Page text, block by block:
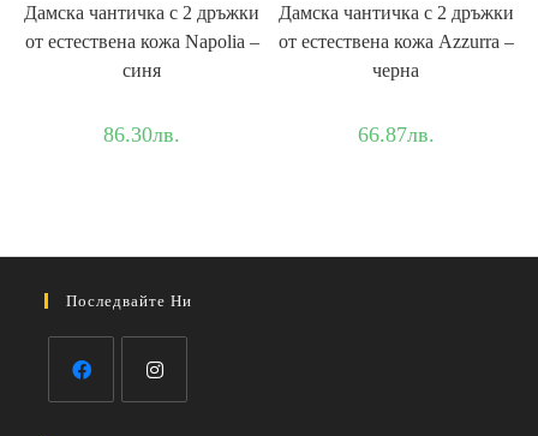
Дамска чантичка с 2 дръжки
от естествена кожа Napolia –
синя
86.30лв.
Дамска чантичка с 2 дръжки
от естествена кожа Azzurra –
черна
66.87лв.
Последвайте Ни